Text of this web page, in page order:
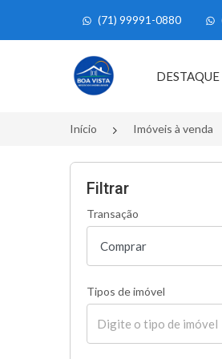
(71) 99991-0880
Página inicial
DESTAQUE
Início Imóveis à venda
Filtrar
Transação
Tipos de imóvel